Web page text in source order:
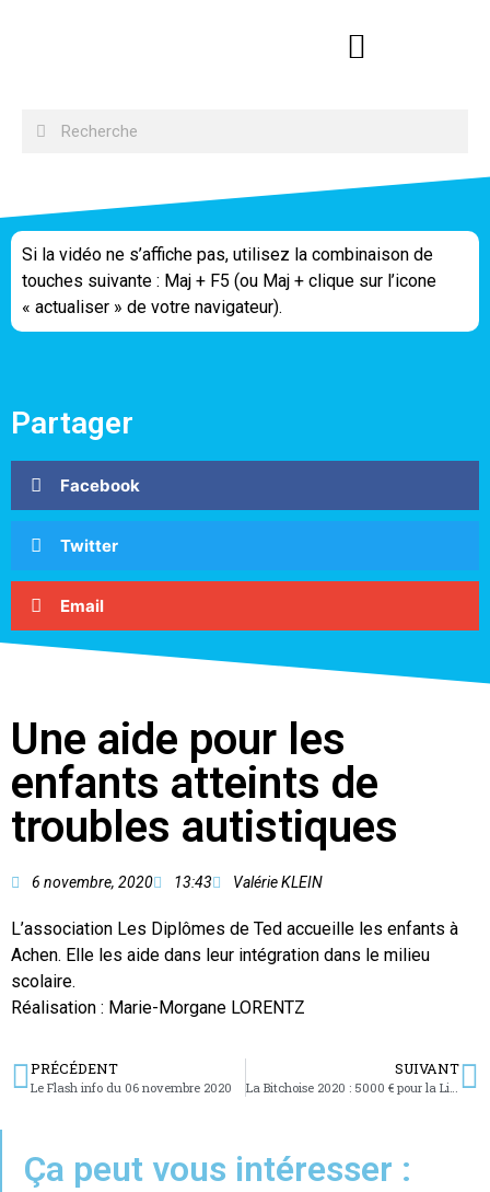
Si la vidéo ne s’affiche pas, utilisez la combinaison de
touches suivante : Maj + F5 (ou Maj + clique sur l’icone
« actualiser » de votre navigateur).
Partager
Facebook
Twitter
Email
Une aide pour les
enfants atteints de
troubles autistiques
6 novembre, 2020 13:43 Valérie KLEIN
L’association Les Diplômes de Ted accueille les enfants à
Achen. Elle les aide dans leur intégration dans le milieu
scolaire.
Réalisation : Marie-Morgane LORENTZ
PRÉCÉDENT
Le Flash info du 06 novembre 2020
SUIVANT
La Bitchoise 2020 : 5000 € pour la Ligue contre le cancer
Ça peut vous intéresser :